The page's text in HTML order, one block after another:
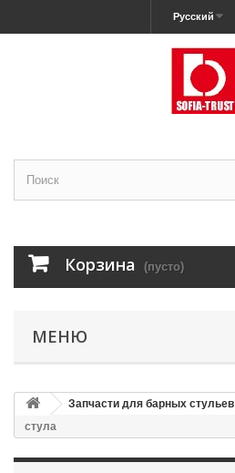
Русский
Корзина (пусто)
МЕНЮ
Запчасти для барных стульев
стула